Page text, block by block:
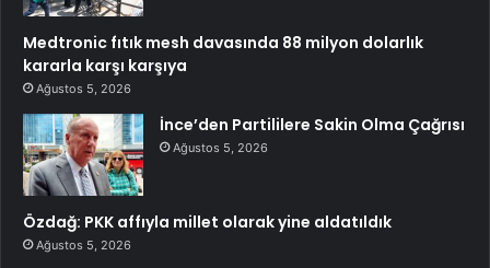
Medtronic fıtık mesh davasında 88 milyon dolarlık
kararla karşı karşıya
Ağustos 5, 2026
İnce’den Partililere Sakin Olma Çağrısı
Ağustos 5, 2026
Özdağ: PKK affıyla millet olarak yine aldatıldık
Ağustos 5, 2026